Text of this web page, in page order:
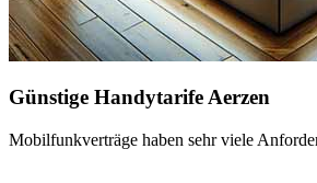
Günstige Handytarife Aerzen
Mobilfunkverträge haben sehr viele